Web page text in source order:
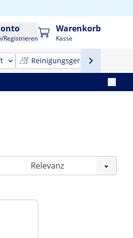
Registrieren
Warenkorb
Kasse
Reinigungsgeräte